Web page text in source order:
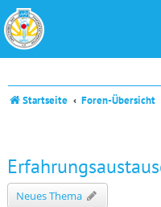
Startseite Foren-Übersicht
Neues Thema